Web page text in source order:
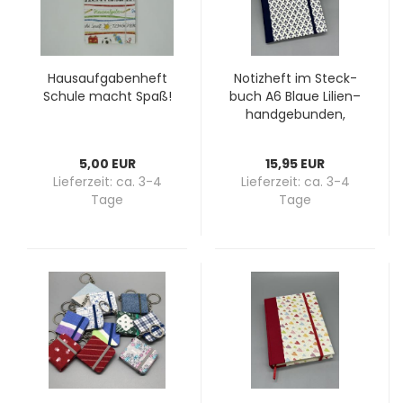
Haus­auf­ga­ben­heft
Schu­le macht Spaß!
5,00 EUR
Lieferzeit: ca. 3-4
Tage
No­tiz­heft im Steck­
buch A6 Blaue Li­li­en–
hand­ge­bun­den,
15,95 EUR
Lieferzeit: ca. 3-4
Tage